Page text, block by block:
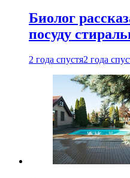
Биолог
посуду
2 года спустя2 года